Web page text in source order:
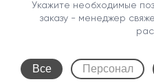
Укажите необходимые
заказу - менеджер
Все Персонал